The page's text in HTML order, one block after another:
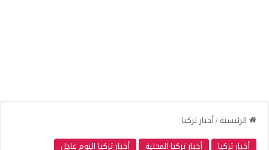
الرئيسية/أخبار تركيا
أخبار تركيا
أخبار تركيا المحلية أخبار تركيا اليوم عاجل